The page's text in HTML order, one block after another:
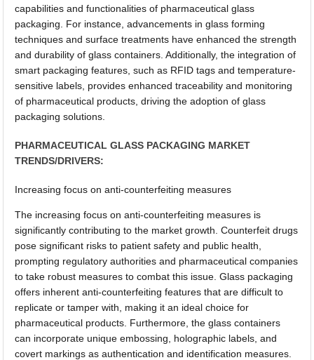
capabilities and functionalities of pharmaceutical glass
packaging. For instance, advancements in glass forming
techniques and surface treatments have enhanced the strength
and durability of glass containers. Additionally, the integration of
smart packaging features, such as RFID tags and temperature-
sensitive labels, provides enhanced traceability and monitoring
of pharmaceutical products, driving the adoption of glass
packaging solutions.
PHARMACEUTICAL GLASS PACKAGING MARKET
TRENDS/DRIVERS:
Increasing focus on anti-counterfeiting measures
The increasing focus on anti-counterfeiting measures is
significantly contributing to the market growth. Counterfeit drugs
pose significant risks to patient safety and public health,
prompting regulatory authorities and pharmaceutical companies
to take robust measures to combat this issue. Glass packaging
offers inherent anti-counterfeiting features that are difficult to
replicate or tamper with, making it an ideal choice for
pharmaceutical products. Furthermore, the glass containers
can incorporate unique embossing, holographic labels, and
covert markings as authentication and identification measures.